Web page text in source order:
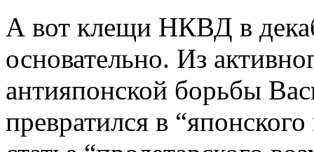
А вот клещи НКВД в
основательно. Из
антияпонской борьбы
превратился в